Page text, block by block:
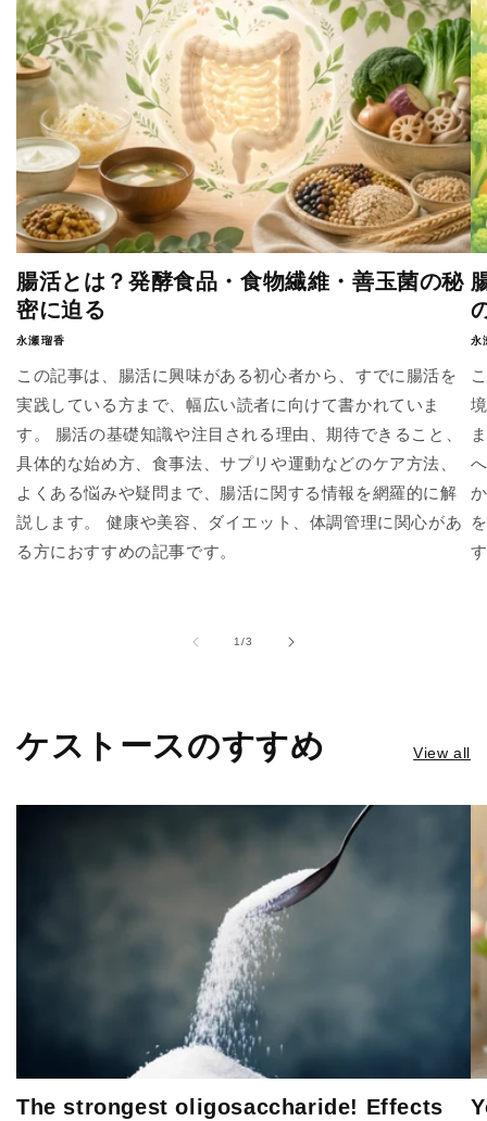
腸活とは？発酵食品・食物繊維・善玉菌の秘
密に迫る
永瀬瑠香
この記事は、腸活に興味がある初心者から、すでに腸活を
実践している方まで、幅広い読者に向けて書かれていま
す。 腸活の基礎知識や注目される理由、期待できること、
具体的な始め方、食事法、サプリや運動などのケア方法、
よくある悩みや疑問まで、腸活に関する情報を網羅的に解
説します。 健康や美容、ダイエット、体調管理に関心があ
る方におすすめの記事です。
永
1/of
3
ケストースのすすめ View all
The strongest oligosaccharide! Effects